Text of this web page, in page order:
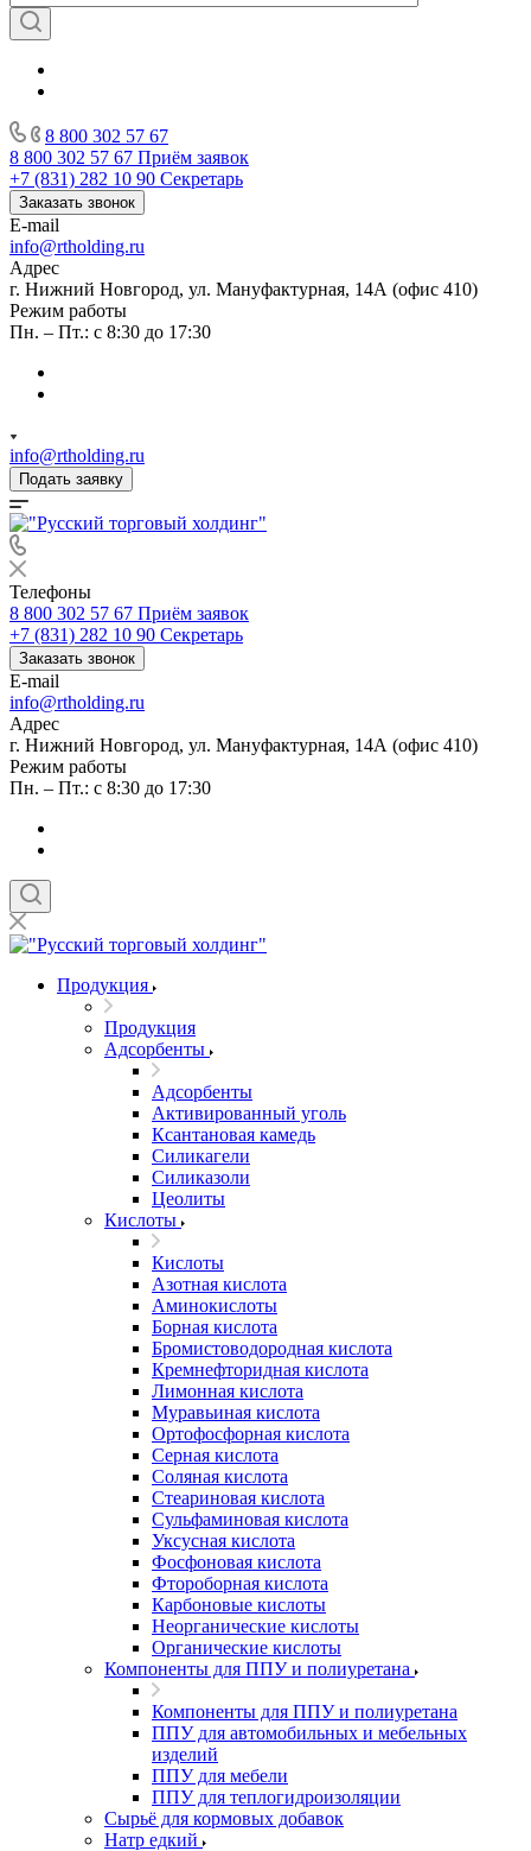
8 800 302 57 67
8 800 302 57 67 Приём заявок
+7 (831) 282 10 90 Секретарь
Заказать звонок
E-mail
info@rtholding.ru
Адрес
г. Нижний Новгород, ул. Мануфактурная, 14А (офис 410)
Режим работы
Пн. – Пт.: с 8:30 до 17:30
info@rtholding.ru
Подать заявку
Телефоны
8 800 302 57 67 Приём заявок
+7 (831) 282 10 90 Секретарь
Заказать звонок
E-mail
info@rtholding.ru
Адрес
г. Нижний Новгород, ул. Мануфактурная, 14А (офис 410)
Режим работы
Пн. – Пт.: с 8:30 до 17:30
Продукция
Продукция
Адсорбенты
Адсорбенты
Активированный уголь
Ксантановая камедь
Силикагели
Силиказоли
Цеолиты
Кислоты
Кислоты
Азотная кислота
Аминокислоты
Борная кислота
Бромистоводородная кислота
Кремнефторидная кислота
Лимонная кислота
Муравьиная кислота
Ортофосфорная кислота
Серная кислота
Соляная кислота
Стеариновая кислота
Сульфаминовая кислота
Уксусная кислота
Фосфоновая кислота
Фтороборная кислота
Карбоновые кислоты
Неорганические кислоты
Органические кислоты
Компоненты для ППУ и полиуретана
Компоненты для ППУ и полиуретана
ППУ для автомобильных и мебельных
изделий
ППУ для мебели
ППУ для теплогидроизоляции
Сырьё для кормовых добавок
Натр едкий